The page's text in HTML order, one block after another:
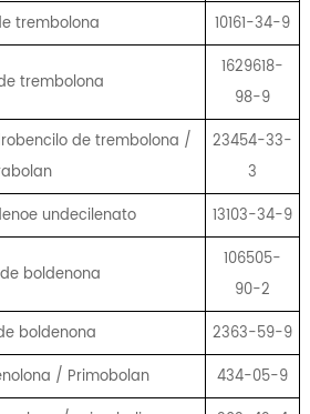
trembolona 10161-34-9
trembolona
1629618-
98-9
de trembolona /
23454-33-
3
undecilenato
13103-34-9
boldenona
106505-
90-2
boldenona
2363-59-9
/ Primobolan
434-05-9